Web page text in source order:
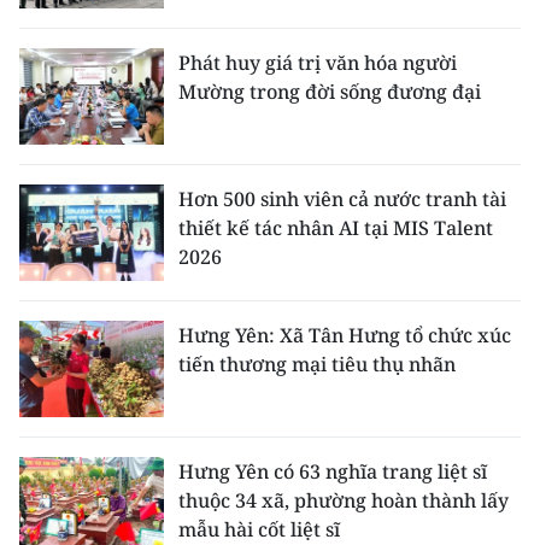
Phát huy giá trị văn hóa người
Mường trong đời sống đương đại
Hơn 500 sinh viên cả nước tranh tài
thiết kế tác nhân AI tại MIS Talent
2026
Hưng Yên: Xã Tân Hưng tổ chức xúc
tiến thương mại tiêu thụ nhãn
Hưng Yên có 63 nghĩa trang liệt sĩ
thuộc 34 xã, phường hoàn thành lấy
mẫu hài cốt liệt sĩ